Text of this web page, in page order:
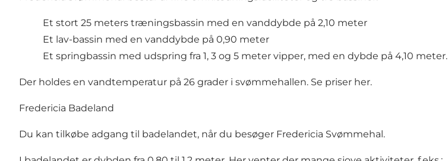
Et stort 25 meters træningsbassin med en vanddybde på 2,10 meter
Et lav-bassin med en vanddybde på 0,90 meter
Et springbassin med udspring fra 1, 3 og 5 meter vipper, med en dybde på 4,10 meter.
Der holdes en vandtemperatur på 26 grader i svømmehallen. Se priser her.
Fredericia Badeland
Du kan tilkøbe adgang til badelandet, når du besøger Fredericia Svømmehal.